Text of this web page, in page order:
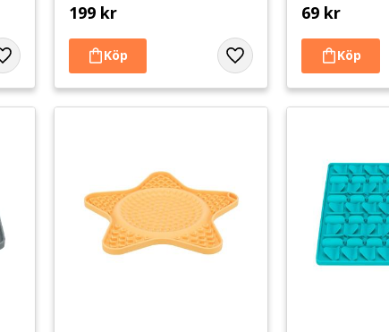
Lägg till i favoriter
199kr
Lägg till i favoriter
69 kr